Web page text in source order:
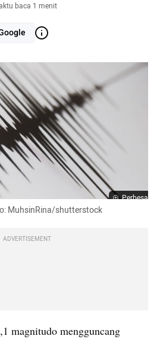
baca 1 menit
Perbesar
MuhsinRina/shutterstock
ADVERTISEMENT
magnitudo mengguncang